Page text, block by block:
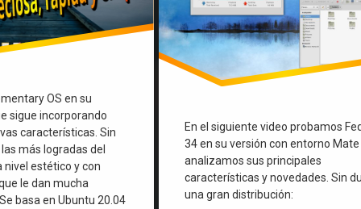
OS en su
sigue incorporando
características. Sin
más logradas del
nivel estético y con
le dan mucha
basa en Ubuntu 20.04
En el siguiente video probamos
34 en su versión con entorno Mate
analizamos sus principales
características y novedades. Sin
una gran distribución: